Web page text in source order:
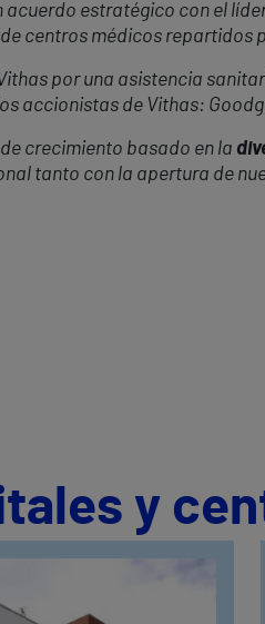
acuerdo estratégico con el
centros médicos repartidos
por una asistencia
accionistas de Vithas:
crecimiento basado en la
tanto con la apertura de
y